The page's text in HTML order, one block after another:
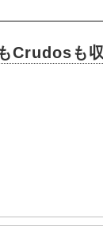
Crudosも